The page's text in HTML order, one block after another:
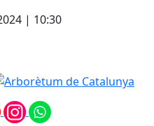
| 10:30
de Catalunya